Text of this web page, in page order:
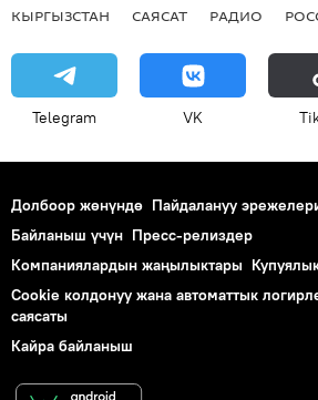
КЫРГЫЗСТАН САЯСАТ РАДИО
Telegram VK
Долбоор жөнүндө Пайдалануу
Байланыш үчүн Пресс-релиздер
Компаниялардын жаңылыктары
Cookie колдонуу жана автоматтык
саясаты
Кайра байланыш